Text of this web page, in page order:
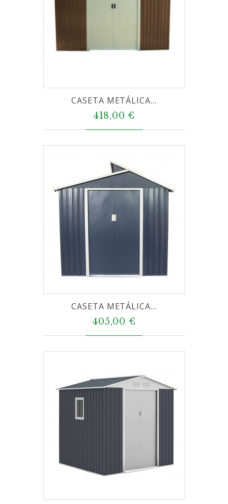
CASETA METÁLICA...
418,00 €
CASETA METÁLICA...
405,00 €